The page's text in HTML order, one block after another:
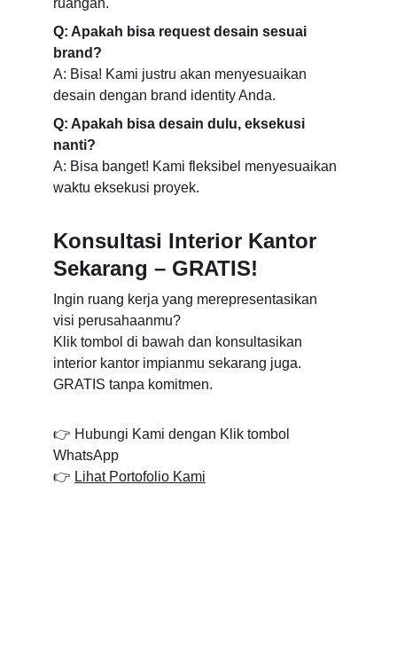
ruangan.
Q: Apakah bisa request desain sesuai
brand?
A: Bisa! Kami justru akan menyesuaikan
desain dengan brand identity Anda.
Q: Apakah bisa desain dulu, eksekusi
nanti?
A: Bisa banget! Kami fleksibel menyesuaikan
waktu eksekusi proyek.
Konsultasi Interior Kantor
Sekarang – GRATIS!
Ingin ruang kerja yang merepresentasikan
visi perusahaanmu?
Klik tombol di bawah dan konsultasikan
interior kantor impianmu sekarang juga.
GRATIS tanpa komitmen.
👉 Hubungi Kami dengan Klik tombol
WhatsApp
👉 Lihat Portofolio Kami